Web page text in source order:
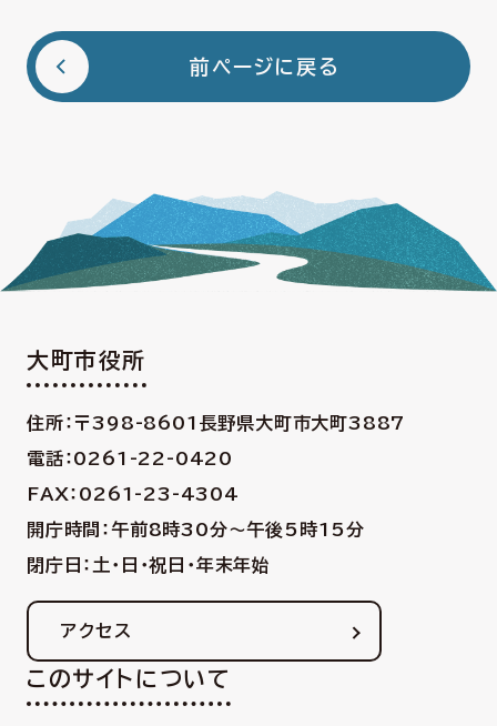
前ページに戻る
大町市役所
住所：〒398-8601 長野県大町市大町3887
電話：0261-22-0420
FAX：0261-23-4304
開庁時間：午前8時30分〜午後5時15分
閉庁日：土・日・祝日・年末年始
アクセス
このサイトについて